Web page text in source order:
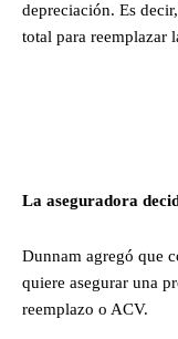
depreciación. Es
total para reemplazar
La aseguradora
Dunnam agregó que
quiere asegurar una
reemplazo o ACV.